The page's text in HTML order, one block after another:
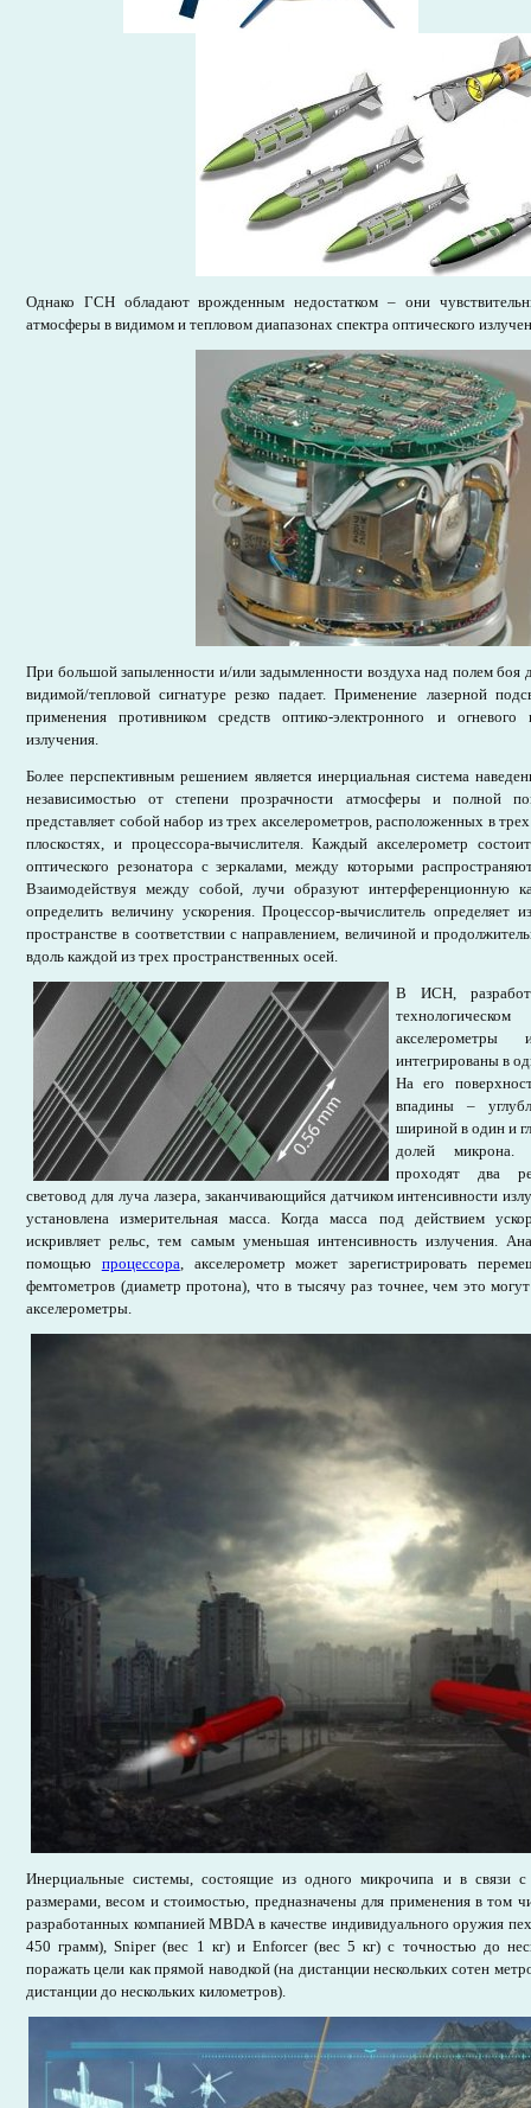
Однако ГСН обладают врожденным недостатком – они
атмосферы в видимом и тепловом диапазонах спектра оптического
При большой запыленности и/или задымленности воздуха над полем боя
видимой/тепловой сигнатуре резко падает. Применение лазерной
применения противником средств оптико-электронного и огневого
излучения.
Более перспективным решением является инерциальная система
независимостью от степени прозрачности атмосферы и полной
представляет собой набор из трех акселерометров, расположенных в
плоскостях, и процессора-вычислителя. Каждый акселерометр
оптического резонатора с зеркалами, между которыми
Взаимодействуя между собой, лучи образуют интерференционную
определить величину ускорения. Процессор-вычислитель определяет
пространстве в соответствии с направлением, величиной и
вдоль каждой из трех пространственных осей.
В ИСН,
акселерометры
интегрированы в
На его
впадины –
шириной в один и
долей
проходят два
световод для луча лазера, заканчивающийся датчиком интенсивности
установлена измерительная масса. Когда масса под действием
искривляет рельс, тем самым уменьшая интенсивность излучения.
помощью процессора, акселерометр может зарегистрировать
фемтометров (диаметр протона), что в тысячу раз точнее, чем это
акселерометры.
Инерциальные системы, состоящие из одного микрочипа и в связи
размерами, весом и стоимостью, предназначены для применения в том
разработанных компанией MBDA в качестве индивидуального оружия
450 грамм), Sniper (вес 1 кг) и Enforcer (вес 5 кг) с точностью до
поражать цели как прямой наводкой (на дистанции нескольких сотен
дистанции до нескольких километров).